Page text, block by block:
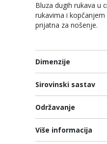
Bluza dugih rukava u
rukavima i
prijatna za nošenje.
Dimenzije
Sirovinski sastav
Održavanje
Više informacija